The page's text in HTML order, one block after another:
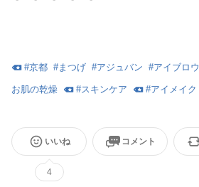
#京都 #まつげ #アジュバン #アイブロウ
お肌の乾燥 #スキンケア #アイメイク
いいね
4
コメント